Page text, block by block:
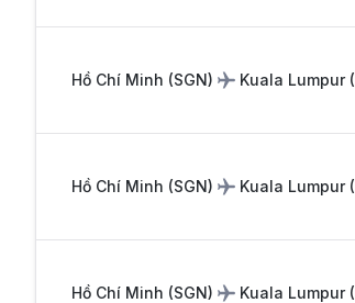
Hồ Chí Minh (SGN) Kuala Lumpur(
Hồ Chí Minh (SGN) Kuala Lumpur(
Hồ Chí Minh (SGN) Kuala Lumpur(